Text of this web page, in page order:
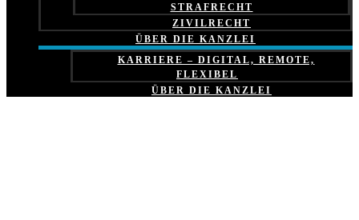
STRAFRECHT
ZIVILRECHT
ÜBER DIE KANZLEI
KARRIERE – DIGITAL, REMOTE,
FLEXIBEL
ÜBER DIE KANZLEI